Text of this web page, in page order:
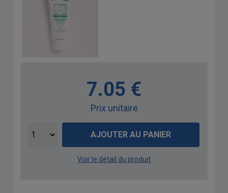
7.05 €
Prix unitaire
AJOUTER AU PANIER
Voir le détail du produit